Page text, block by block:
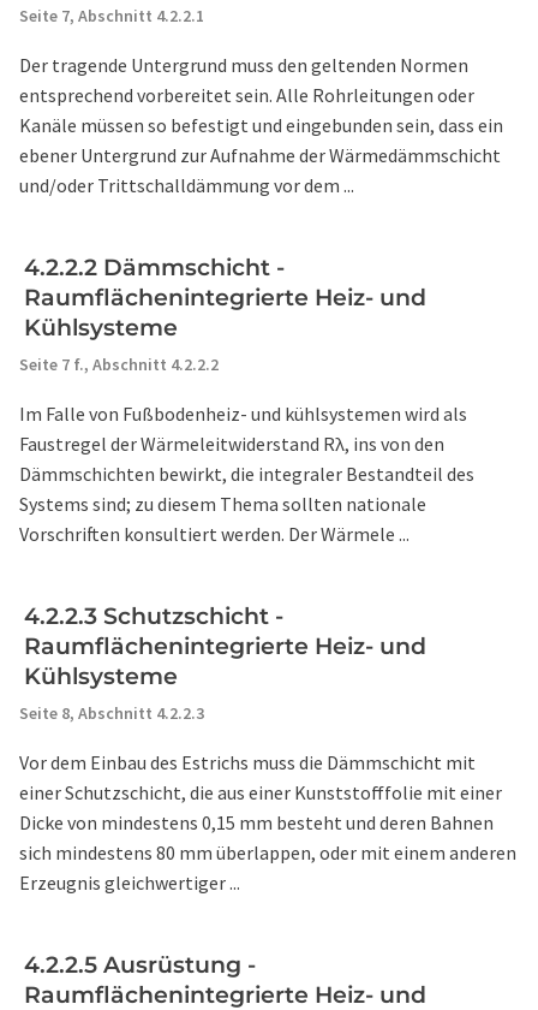
Seite 7, Abschnitt 4.2.2.1
Der tragende Untergrund muss den geltenden Normen
entsprechend vorbereitet sein. Alle Rohrleitungen oder
Kanäle müssen so befestigt und eingebunden sein, dass ein
ebener Untergrund zur Aufnahme der Wärmedämmschicht
und/oder Trittschalldämmung vor dem ...
4.2.2.2 Dämmschicht -
Raumflächenintegrierte Heiz- und
Kühlsysteme
Seite 7 f., Abschnitt 4.2.2.2
Im Falle von Fußbodenheiz- und kühlsystemen wird als
Faustregel der Wärmeleitwiderstand Rλ, ins von den
Dämmschichten bewirkt, die integraler Bestandteil des
Systems sind; zu diesem Thema sollten nationale
Vorschriften konsultiert werden. Der Wärmele ...
4.2.2.3 Schutzschicht -
Raumflächenintegrierte Heiz- und
Kühlsysteme
Seite 8, Abschnitt 4.2.2.3
Vor dem Einbau des Estrichs muss die Dämmschicht mit
einer Schutzschicht, die aus einer Kunststofffolie mit einer
Dicke von mindestens 0,15 mm besteht und deren Bahnen
sich mindestens 80 mm überlappen, oder mit einem anderen
Erzeugnis gleichwertiger ...
4.2.2.5 Ausrüstung -
Raumflächenintegrierte Heiz- und